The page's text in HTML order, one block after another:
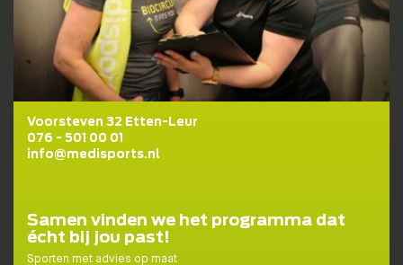
Voorsteven 32 Etten-Leur
076 - 501 00 01
info@medisports.nl
Samen vinden we het programma dat
écht bij jou past!
Sporten met advies op maat
DOE DE TEST!